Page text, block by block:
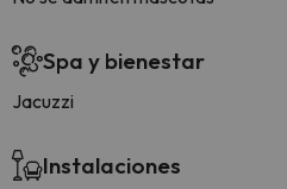
Spa y bienestar
Jacuzzi
Instalaciones